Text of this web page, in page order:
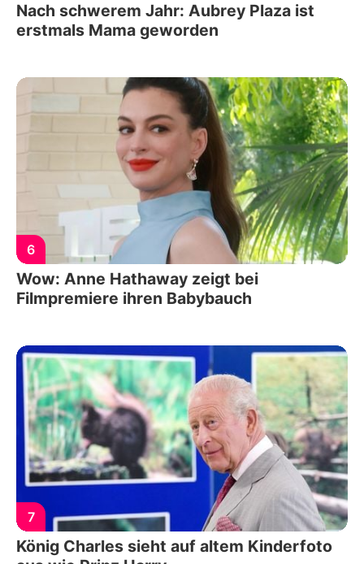
Nach schwerem Jahr: Aubrey Plaza ist
erstmals Mama geworden
6
Wow: Anne Hathaway zeigt bei
Filmpremiere ihren Babybauch
7
König Charles sieht auf altem Kinderfoto